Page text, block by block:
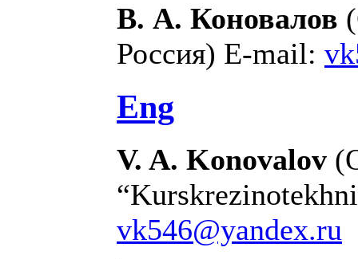
В. А. Коновалов
Россия) E-mail:
Eng
V. A. Konovalov
vk546@yandex.ru